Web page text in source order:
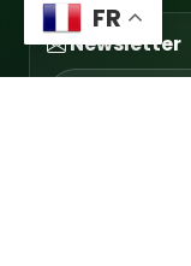
Newsletter
FR